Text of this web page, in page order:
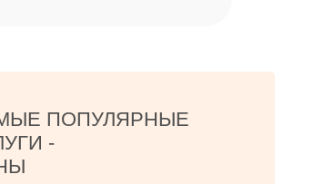
ПОПУЛЯРНЫЕ
-